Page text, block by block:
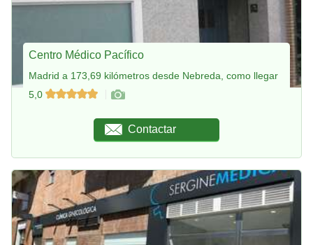
Centro Médico Pacífico
Madrid a 173,69 kilómetros desde Nebreda, como llegar
5,0
Contactar